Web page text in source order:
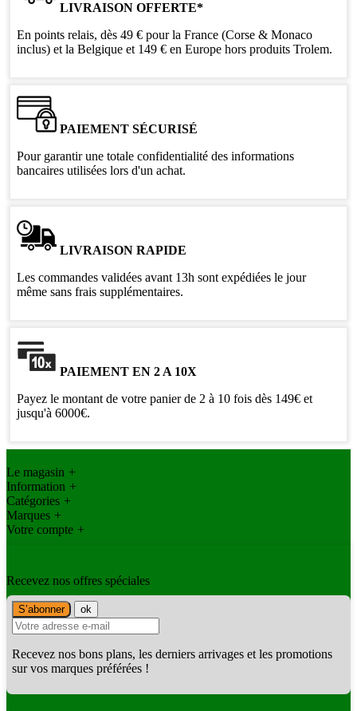
LIVRAISON OFFERTE*
En points relais, dès 49 € pour la France (Corse & Monaco
inclus) et la Belgique et 149 € en Europe hors produits Trolem.
PAIEMENT SÉCURISÉ
Pour garantir une totale confidentialité des informations
bancaires utilisées lors d'un achat.
LIVRAISON RAPIDE
Les commandes validées avant 13h sont expédiées le jour
même sans frais supplémentaires.
PAIEMENT EN 2 A 10X
Payez le montant de votre panier de 2 à 10 fois dès 149€ et
jusqu'à 6000€.
Le magasin +
Information +
Catégories +
Marques +
Votre compte +
Recevez nos offres spéciales
Recevez nos bons plans, les derniers arrivages et les promotions
sur vos marques préférées !